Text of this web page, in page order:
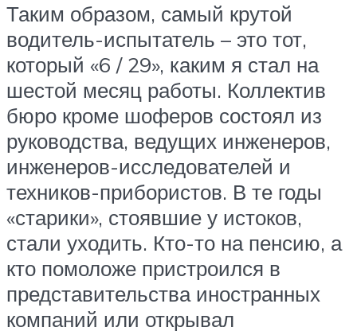
Таким образом, самый крутой
водитель-испытатель – это тот,
который «6 / 29», каким я стал на
шестой месяц работы. Коллектив
бюро кроме шоферов состоял из
руководства, ведущих инженеров,
инженеров-исследователей и
техников-прибористов. В те годы
«старики», стоявшие у истоков,
стали уходить. Кто-то на пенсию, а
кто помоложе пристроился в
представительства иностранных
компаний или открывал